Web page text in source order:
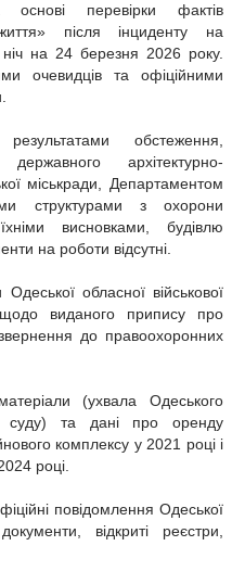
основі перевірки фактів
після інциденту на
на 24 березня 2026 року.
очевидців та офіційними
обстеження,
архітектурно-
міськради, Департаментом
структурами з охорони
висновками, будівлю
на роботи відсутні.
обласної військової
щодо виданого припису про
до правоохоронних
(ухвала Одеського
суду) та дані про оренду
комплексу у 2021 році і
році.
повідомлення Одеської
відкриті реєстри,